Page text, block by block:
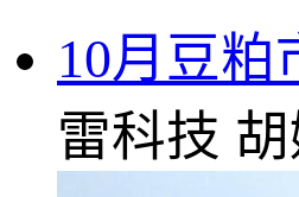
10月豆
雷科技